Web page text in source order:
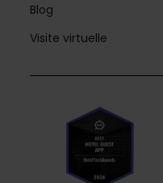
Blog
Visite virtuelle